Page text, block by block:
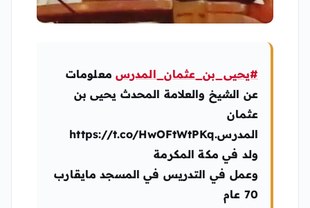
#يحيى_بن_عثمان_المدرسمعلومات
عن الشيخ والعلامة المحدث يحيى بن
عثمان
المدرس.https://t.co/HwOFtWtPKq
ولد في مكة المكرمة
وعمل في التدريس في المسجد مايقارب
70 عام